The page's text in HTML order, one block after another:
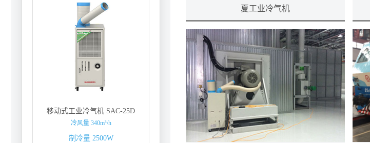
夏工业冷气机
移动式工业冷气机 SAC-25D
冷风量 340m³/h
制冷量 2500W